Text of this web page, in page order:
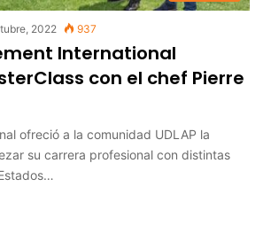
2022 937
International
con el chef Pierre
ofreció a la comunidad UDLAP la
su carrera profesional con distintas